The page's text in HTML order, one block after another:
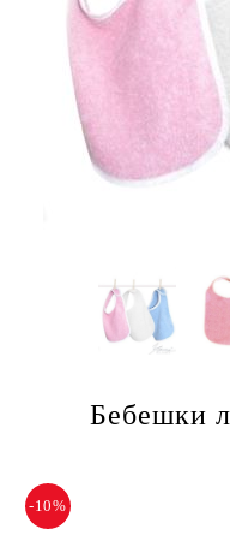
Бебешки
-10%